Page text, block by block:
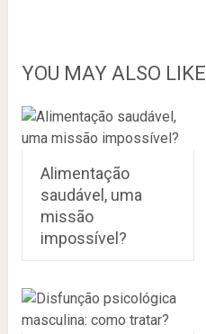
YOU MAY ALSO LIKE
Alimentação
saudável, uma
missão
impossível?